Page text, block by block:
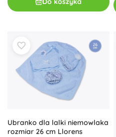
Ubranko dla lalki niemowlaka
rozmiar 26 cm Llorens